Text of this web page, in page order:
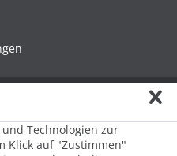
Technologien zur
Klick auf "Zustimmen"